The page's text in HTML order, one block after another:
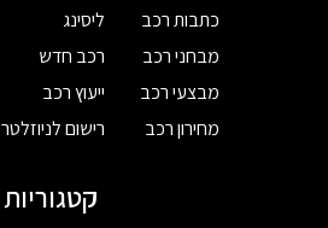
כתבות רכב
מבחני רכב
מבצעי רכב
מחירון רכב
ליסינג
רכב חדש
ייעוץ רכב
רישום לניוזלטר
קטגוריות